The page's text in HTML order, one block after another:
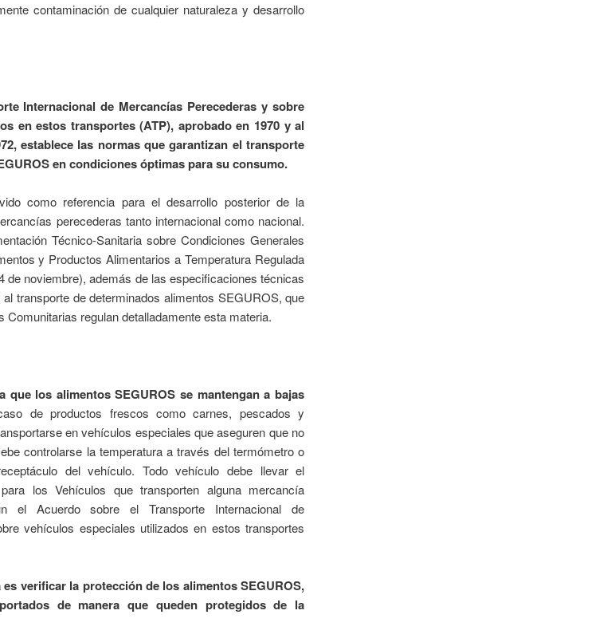
contaminación de cualquier naturaleza y desarrollo
Internacional de Mercancías Perecederas y sobre
en estos transportes (ATP), aprobado en 1970 y al
establece las normas que garantizan el transporte
en condiciones óptimas para su consumo.
como referencia para el desarrollo posterior de la
perecederas tanto internacional como nacional.
Técnico-Sanitaria sobre Condiciones Generales
y Productos Alimentarios a Temperatura Regulada
de noviembre), además de las especificaciones técnicas
transporte de determinados alimentos SEGUROS, que
Comunitarias regulan detalladamente esta materia.
que los alimentos SEGUROS se mantengan a bajas
de productos frescos como carnes, pescados y
en vehículos especiales que aseguren que no
controlarse la temperatura a través del termómetro o
del vehículo. Todo vehículo debe llevar el
los Vehículos que transporten alguna mercancía
el Acuerdo sobre el Transporte Internacional de
vehículos especiales utilizados en estos transportes
verificar la protección de los alimentos SEGUROS,
de manera que queden protegidos de la